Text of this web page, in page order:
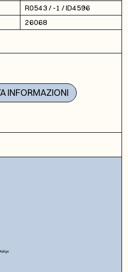
R0543 / -1 / ID4596
26068
INFORMAZIONI